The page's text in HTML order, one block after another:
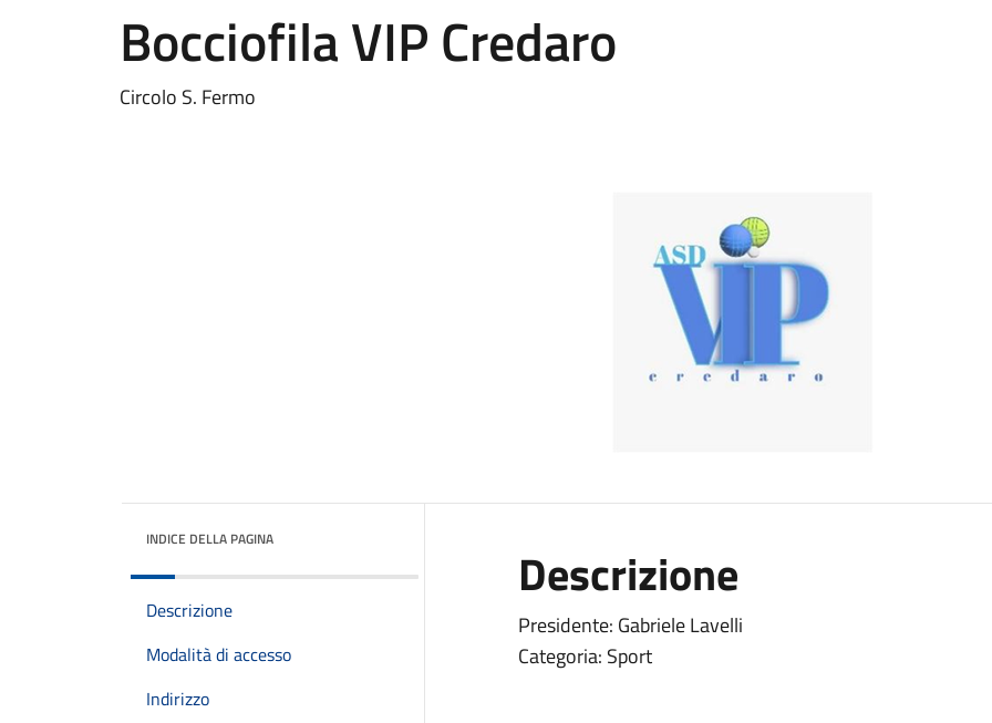
Bocciofila VIP Credaro
Circolo S. Fermo
INDICE DELLA PAGINA
Descrizione
Modalità di accesso
Indirizzo
Descrizione
Presidente: Gabriele Lavelli
Categoria: Sport